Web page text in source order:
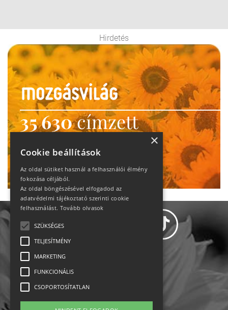
Hirdetés
35 630címzett
heti motiváció
Ne maradj le!
Állásajánlatok
×
Cookie beállítások
Az oldal sütiket használ a felhasználói élmény
fokozása céljából.
Az oldal böngészésével elfogadod az
adatvédelmi tájékoztató szerinti cookie
felhasználást. Tovább olvasok
SZÜKSÉGES
TELJESÍTMÉNY
MARKETING
FUNKCIONÁLIS
CSOPORTOSÍTATLAN